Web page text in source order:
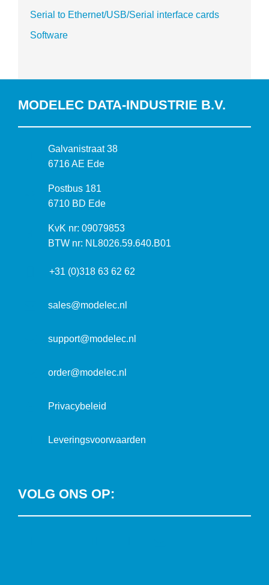
Serial to Ethernet/USB/Serial interface cards
Software
MODELEC DATA-INDUSTRIE B.V.
B
e
o
e
k
a
Galvanistraat 38
6716 AE Ede
P
o
t
a
s
Postbus 181
6710 BD Ede
I
n
o
m
KvK nr: 09079853
BTW nr: NL8026.59.640.B01
+31 (0)318 63 62 62
sales@modelec.nl
support@modelec.nl
order@modelec.nl
Privacybeleid
Leveringsvoorwaarden
VOLG ONS OP: